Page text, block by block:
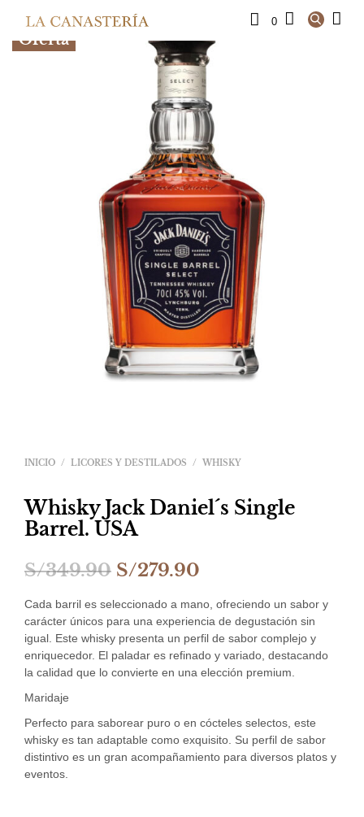
0
Oferta
INICIO / LICORES Y DESTILADOS / WHISKY
Whisky Jack Daniel´s Single
Barrel. USA
S/349.90 El
precio
original
era:
S/349.90.
S/279.90
precio
actual
es:
S/279.90.
Cada barril es seleccionado a mano, ofreciendo un sabor y
carácter únicos para una experiencia de degustación sin
igual. Este whisky presenta un perfil de sabor complejo y
enriquecedor. El paladar es refinado y variado, destacando
la calidad que lo convierte en una elección premium.
Maridaje
Perfecto para saborear puro o en cócteles selectos, este
whisky es tan adaptable como exquisito. Su perfil de sabor
distintivo es un gran acompañamiento para diversos platos y
eventos.